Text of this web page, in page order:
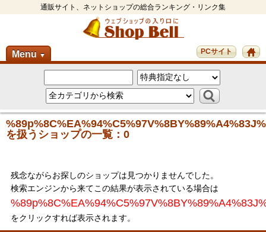
通販サイト、ネットショップの総合ランキング・リンク集
Menu ▼ PCサイト
を扱うショップの一覧：0
残念ながらお探しのショップは見つかりませんでした。
検索エンジンから来てこの結果が表示されている場合は
をクリックすれば表示されます。